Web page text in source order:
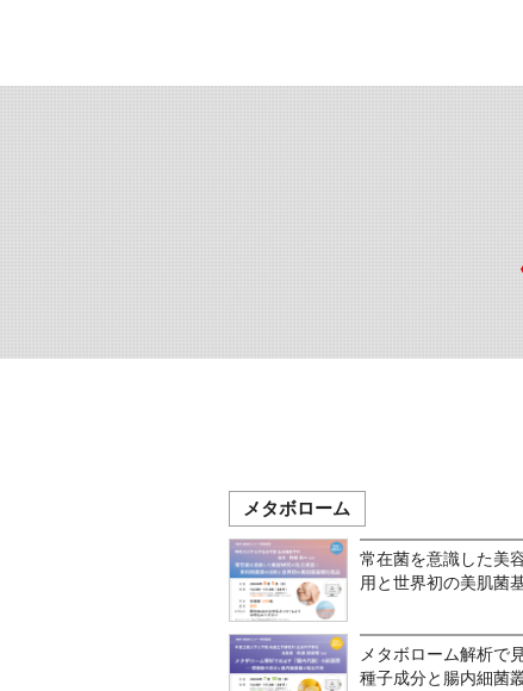
メタボローム
常在菌を意識した美
用と世界初の美肌菌
メタボローム解析で
種子成分と腸内細菌